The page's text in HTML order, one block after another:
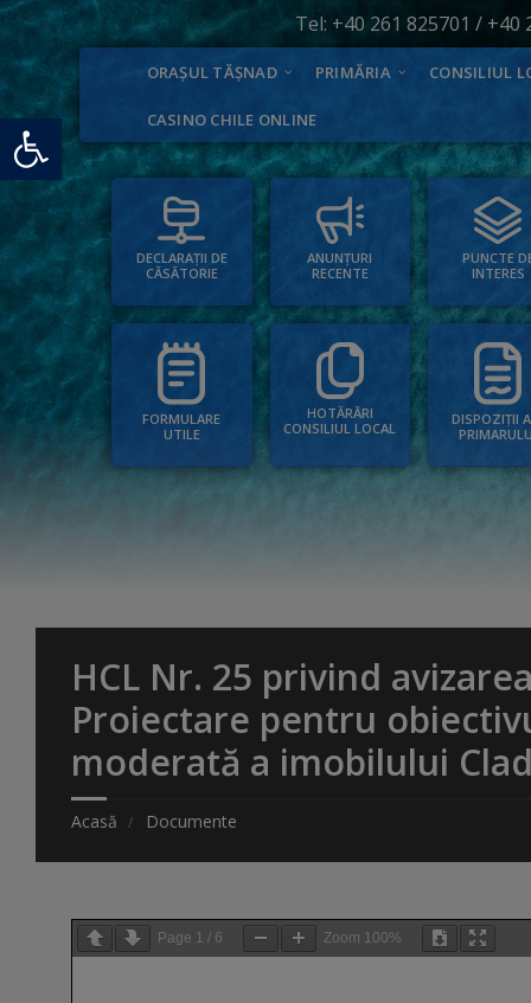
Deschide bara de unelte
Tel: +40 261 825701 / +40
ORAȘUL TĂȘNAD PRIMĂRIA CONSILIUL
CASINO CHILE ONLINE
DECLARAȚII DE
CĂSĂTORIE
ANUNȚURI
RECENTE
PUNCTE
INTERES
FORMULARE
UTILE
HOTĂRÂRI
CONSILIUL LOCAL
DISPOZIȚII
HCL Nr. 25 privind
Proiectare pentru
moderată a imobilului
Acasă Documente
Page 1 / 6 Zoom 100%